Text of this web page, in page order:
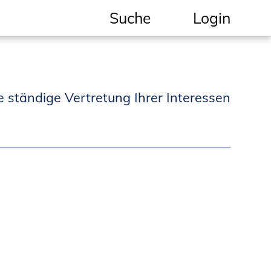
Suche
Informationen für
Login
ständige Vertretung Ihrer Interessen